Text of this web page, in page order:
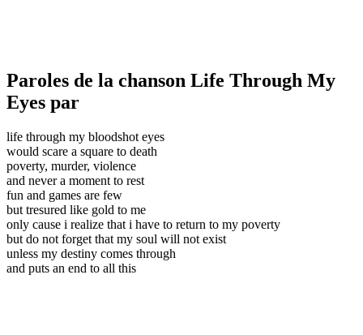
Paroles de la chanson Life Through My
Eyes par
life through my bloodshot eyes
would scare a square to death
poverty, murder, violence
and never a moment to rest
fun and games are few
but tresured like gold to me
only cause i realize that i have to return to my poverty
but do not forget that my soul will not exist
unless my destiny comes through
and puts an end to all this